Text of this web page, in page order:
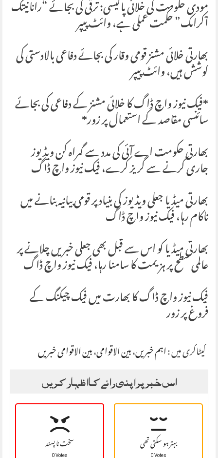
مودی حکومت کی خلائی پالیسی: ترقی کی بجائے “رانانیتک
آکرامک” حکمت عملی ہے، وائٹ پیپر
بھارتی خلائی مشنز قومی وقار کی بجائے دفاعی بالادستی کی
کوشش ہیں، وائٹ پیپر
*فیک نیوز واچ ڈاگ کا خلائی مشنز کے دفاعی کی بجائے
سائنسی مقاصد کے استعمال پر زور*
بھارتی حکومت اے آئی کی مدد سے گمراہ کن ویڈیوز
جاری کرنے سے گریز کرے، فیک نیوز واچ ڈاگ
بھارتی میڈیا جعلی ویڈیوز کی بنیاد پر قومی بیانیہ بنانے میں
ناکام رہا، فیک نیوز واچ ڈاگ
بھارتی میڈیا کو اس سے قبل بھی جعلی خبریں چلانے پر
عالمی سطح پر ہزیمت کا سامنا رہا، فیک نیوز واچ ڈاگ
فیک نیوز واچ ڈاگ کا بھارت میں فیک چیکنگ کے
فروغ پر زور
کیٹاگری میں :اہم خبریں،بین الاقوامی،بین الاقوامی خبریں
اس خبر پر اپنی رائے کا اظہار کریں
سخت نا پسند
0 Votes بہتر ہو سکتی تھی
0 Votes